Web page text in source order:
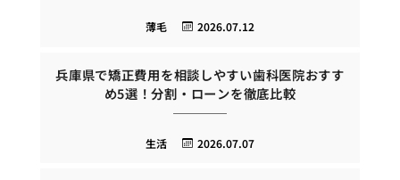
2026.07.12
薄毛
兵庫県で矯正費用を相談しやすい歯科医院おすす
め5選！分割・ローンを徹底比較
2026.07.07
生活